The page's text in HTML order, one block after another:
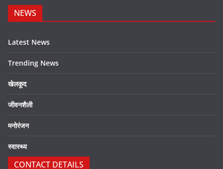
NEWS
Latest News
Trending News
खेलकूद
जीवनशैली
मनोरंजन
स्वास्थ्य
CONTACT DETAILS